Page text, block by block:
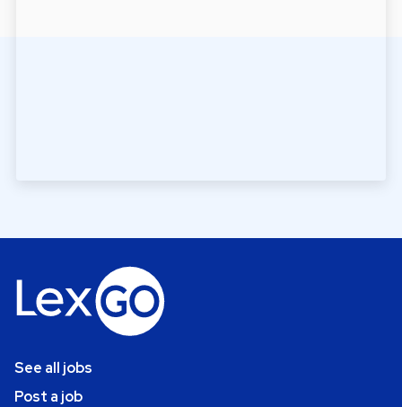
See all jobs
Post a job